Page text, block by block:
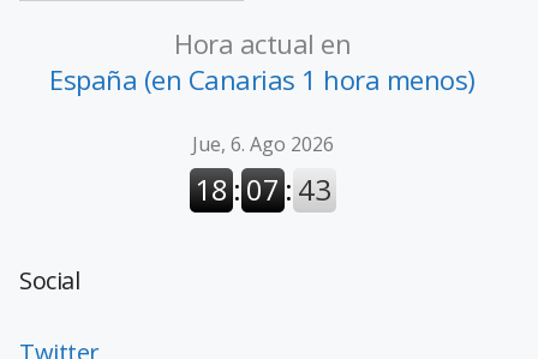
Hora actual en
España (en Canarias 1 hora menos)
Social